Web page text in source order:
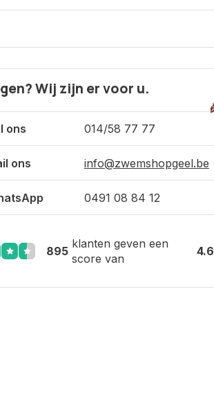
Wij zijn er voor u.
ons 014/58 77 77
ons info@zwemshopgeel.be
0491 08 84 12
895
klanten geven een
score van
4.6